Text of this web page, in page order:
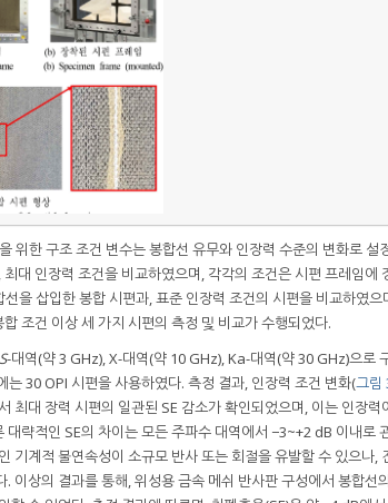
위한 구조 조건 변수는 봉합선 유무와 인장력 수준의 변화로
대 인장력 조건을 비교하였으며, 각각의 조건은 시편 프레임
을 삽입한 봉합 시편과, 표준 인장력 조건의 시편을 비교하였
조건 이상 세 가지 시편의 측정 및 비교가 수행되었다.
S-대역(약 3 GHz), X-대역(약 10 GHz), Ka-대역(약 30 GHz)으로
는 30 OPI 시편을 사용하였다. 측정 결과, 인장력 조건 변화(그림
최대 장력 시편의 일관된 SE 감소가 확인되었으며, 이는 인장
대략적인 SE의 차이는 모든 주파수 대역에서 −3~+2 dB 이내로
기계적 불연속성이 소규모 반사 또는 회절을 유발할 수 있으나,
. 이상의 결과를 통해, 위성용 금속 메쉬 반사판 구성에서 봉합